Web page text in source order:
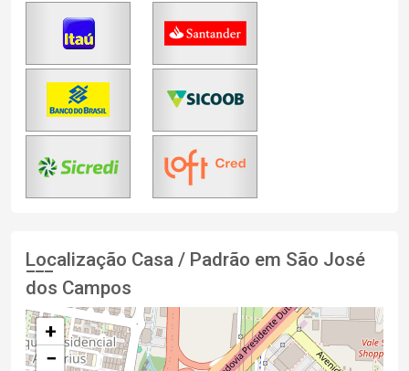
Localização Casa / Padrão em São José
dos Campos
+
−